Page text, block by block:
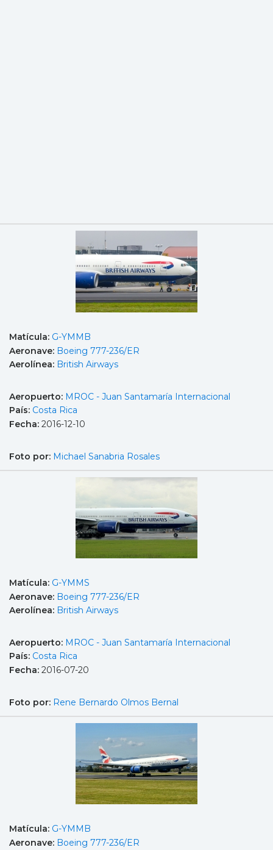
Matícula: G-YMMB
Aeronave: Boeing 777-236/ER
Aerolínea: British Airways
Aeropuerto: MROC - Juan Santamaría Internacional
País: Costa Rica
Fecha: 2016-12-10
Foto por: Michael Sanabria Rosales
Matícula: G-YMMS
Aeronave: Boeing 777-236/ER
Aerolínea: British Airways
Aeropuerto: MROC - Juan Santamaría Internacional
País: Costa Rica
Fecha: 2016-07-20
Foto por: Rene Bernardo Olmos Bernal
Matícula: G-YMMB
Aeronave: Boeing 777-236/ER